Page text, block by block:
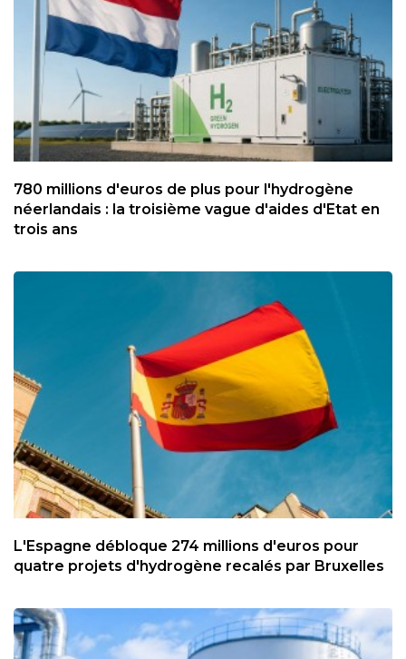
780 millions d'euros de plus pour l'hydrogène
néerlandais : la troisième vague d'aides d'Etat en
trois ans
L'Espagne débloque 274 millions d'euros pour
quatre projets d'hydrogène recalés par Bruxelles